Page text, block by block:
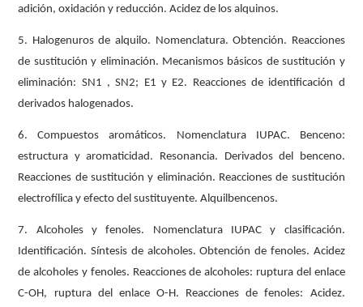
adición, oxidación y reducción. Acidez de los alquinos.
5. Halogenuros de alquilo. Nomenclatura. Obtención. Reacciones
de sustitución y eliminación. Mecanismos básicos de sustitución y
eliminación: SN1 , SN2; E1 y E2. Reacciones de identificación d
derivados halogenados.
6. Compuestos aromáticos. Nomenclatura IUPAC. Benceno:
estructura y aromaticidad. Resonancia. Derivados del benceno.
Reacciones de sustitución y eliminación. Reacciones de sustitución
electrofílica y efecto del sustituyente. Alquilbencenos.
7. Alcoholes y fenoles. Nomenclatura IUPAC y clasificación.
Identificación. Síntesis de alcoholes. Obtención de fenoles. Acidez
de alcoholes y fenoles. Reacciones de alcoholes: ruptura del enlace
C-OH, ruptura del enlace O-H. Reacciones de fenoles: Acidez.